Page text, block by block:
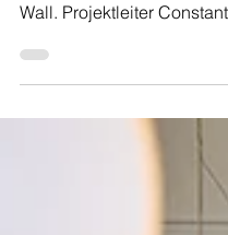
Interview - Café
KoALA besucht das Café
zu Gast im Café Digital am Glockengießer
Wall. Projektleiter
führte uns durch das
beantwortete unsere
Constantin, eine tolle
Aber sag’ einmal, Café